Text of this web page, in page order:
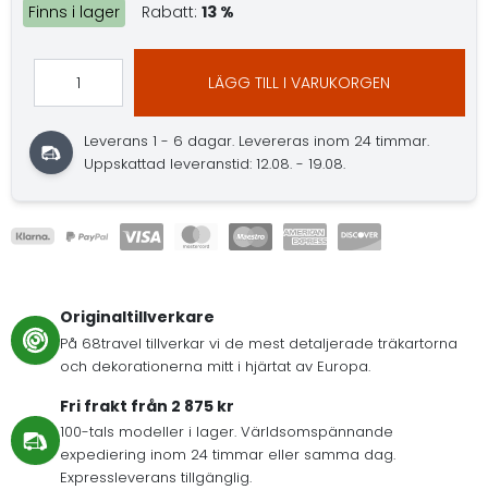
Finns i lager Rabatt: 13 %
LÄGG TILL I VARUKORGEN
Leverans 1 - 6 dagar. Levereras inom 24 timmar.
Uppskattad leveranstid: 12.08. - 19.08.
Originaltillverkare
På 68travel tillverkar vi de mest detaljerade träkartorna
och dekorationerna mitt i hjärtat av Europa.
Fri frakt från 2 875 kr
100-tals modeller i lager. Världsomspännande
expediering inom 24 timmar eller samma dag.
Expressleverans tillgänglig.